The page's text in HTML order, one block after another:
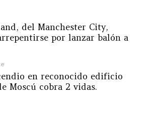
del Manchester City,
por lanzar balón a
en reconocido edificio
Moscú cobra 2 vidas.